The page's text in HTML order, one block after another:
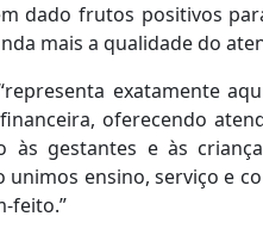
dado frutos positivos
mais a qualidade do
exatamente
oferecendo
às gestantes e às
unimos ensino, serviço e
feito.”